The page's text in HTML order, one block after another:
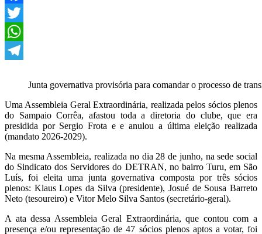
Facebook
Twitter
WhatsApp
Junta governativa provisória para comandar o processo de
Uma Assembleia Geral Extraordinária, realizada pelos sócios plenos
do Sampaio Corrêa, afastou toda a diretoria do clube, que era
presidida por Sergio Frota e e anulou a última eleição realizada
(mandato 2026-2029).
Na mesma Assembleia, realizada no dia 28 de junho, na sede social
do Sindicato dos Servidores do DETRAN, no bairro Turu, em São
Luís, foi eleita uma junta governativa composta por três sócios
plenos: Klaus Lopes da Silva (presidente), Josué de Sousa Barreto
Neto (tesoureiro) e Vitor Melo Silva Santos (secretário-geral).
A ata dessa Assembleia Geral Extraordinária, que contou com a
presença e/ou representação de 47 sócios plenos aptos a votar, foi